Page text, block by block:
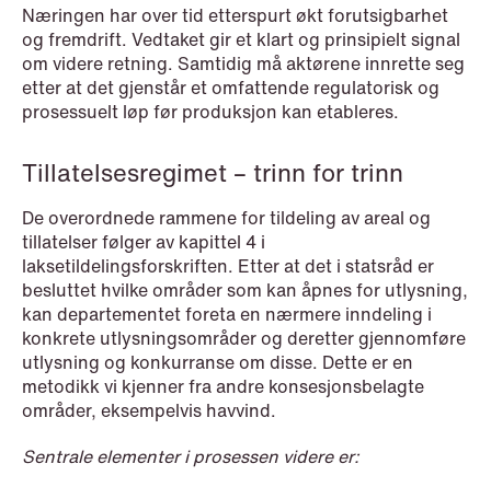
NEWS
Privacy Corner
Read more
Næringen har over tid etterspurt økt forutsigbarhet
og fremdrift. Vedtaket gir et klart og prinsipielt signal
om videre retning. Samtidig må aktørene innrette seg
etter at det gjenstår et omfattende regulatorisk og
prosessuelt løp før produksjon kan etableres.
Tillatelsesregimet – trinn for trinn
De overordnede rammene for tildeling av areal og
tillatelser følger av kapittel 4 i
laksetildelingsforskriften. Etter at det i statsråd er
besluttet hvilke områder som kan åpnes for utlysning,
kan departementet foreta en nærmere inndeling i
konkrete utlysningsområder og deretter gjennomføre
utlysning og konkurranse om disse. Dette er en
metodikk vi kjenner fra andre konsesjonsbelagte
områder, eksempelvis havvind.
Sentrale elementer i prosessen videre er: